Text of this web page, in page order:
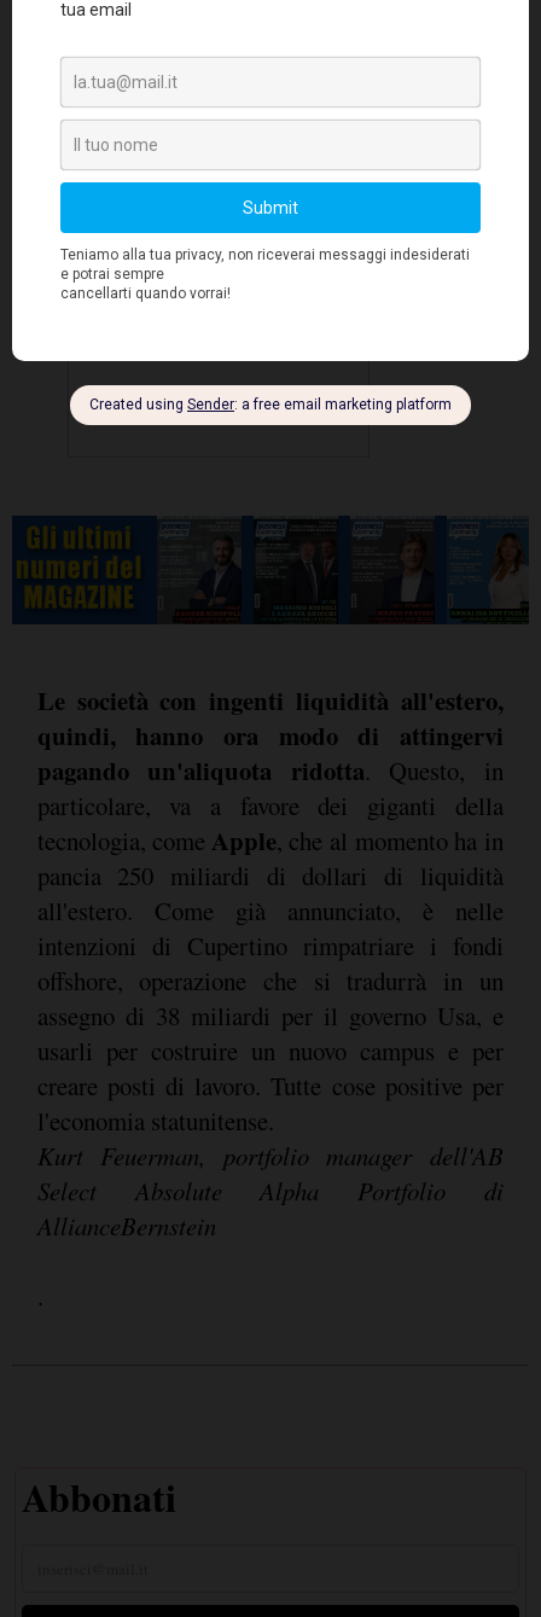
anche se non tutto è perduto. La riforma, tra le
altre cose, si prefigge di stimolare il rimpatrio
di capitali esteri.
Le società con ingenti liquidità all'estero,
quindi, hanno ora modo di attingervi
pagando un'aliquota ridotta. Questo, in
particolare, va a favore dei giganti della
tecnologia, come Apple, che al momento ha in
pancia 250 miliardi di dollari di liquidità
all'estero. Come già annunciato, è nelle
intenzioni di Cupertino rimpatriare i fondi
offshore, operazione che si tradurrà in un
assegno di 38 miliardi per il governo Usa, e
usarli per costruire un nuovo campus e per
creare posti di lavoro. Tutte cose positive per
l'economia statunitense.
Kurt Feuerman, portfolio manager dell'AB
Select Absolute Alpha Portfolio di
AllianceBernstein
.